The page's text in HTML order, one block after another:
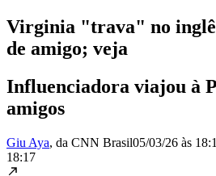
Virginia "trava" no
de amigo; veja
Influenciadora viajou à
amigos
Giu Aya, da CNN Brasil05/03/26 às
18:17